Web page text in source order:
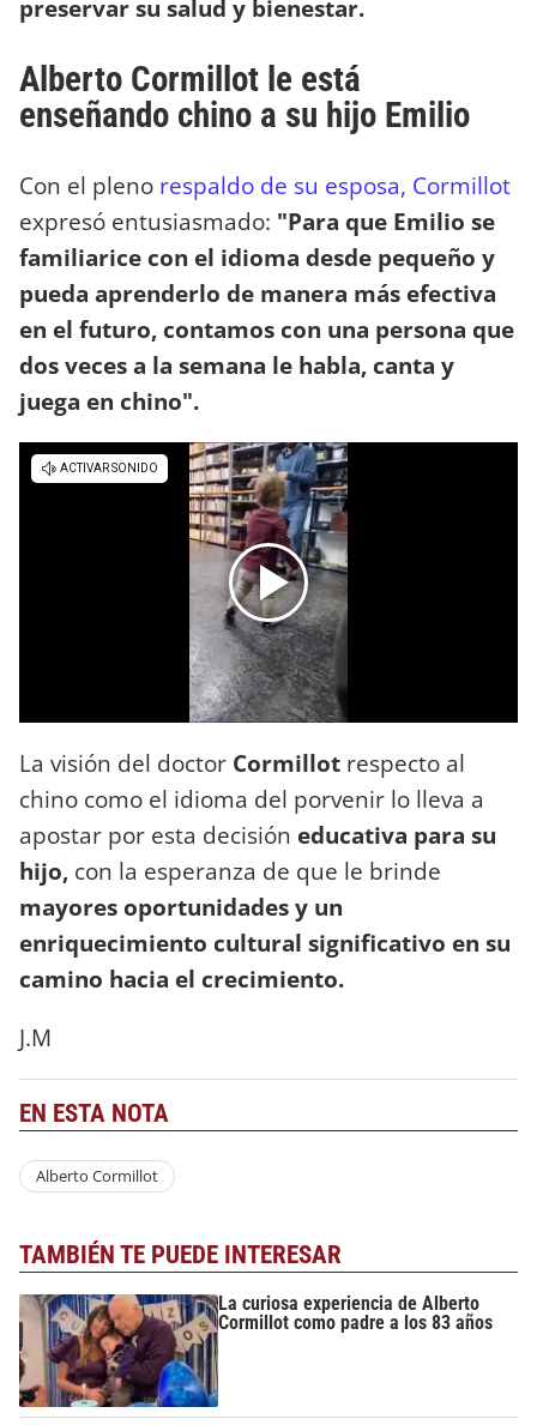
preservar su salud y bienestar.
Alberto Cormillot le está
enseñando chino a su hijo Emilio
Con el pleno respaldo de su esposa, Cormillot
expresó entusiasmado: "Para que Emilio se
familiarice con el idioma desde pequeño y
pueda aprenderlo de manera más efectiva
en el futuro, contamos con una persona que
dos veces a la semana le habla, canta y
juega en chino".
La visión del doctor Cormillot respecto al
chino como el idioma del porvenir lo lleva a
apostar por esta decisión educativa para su
hijo, con la esperanza de que le brinde
mayores oportunidades y un
enriquecimiento cultural significativo en su
camino hacia el crecimiento.
J.M
EN ESTA NOTA
Alberto Cormillot
TAMBIÉN TE PUEDE INTERESAR
La curiosa experiencia de Alberto
Cormillot como padre a los 83 años